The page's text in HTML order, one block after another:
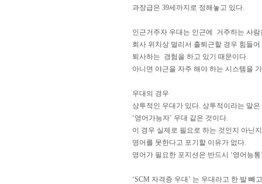
과장급은 39세까지로 정해놓고 있다.
인근거주자 우대는 인근에 거주하는 사
회사 위치상 멀리서 출퇴근할 경우 힘들
퇴사하는 경험을 하고 있기 때문이다.
아니면 야근을 자주 해야 하는 시스템을
우대의 경우
상투적인 우대가 있다. 상투적이라는 말
‘영어가능자’ 우대 같은 것이다.
이 경우 실제로 필요로 하는 것인지 아닌
영어를 못한다고 포기할 이유가 없다.
영어가 필요한 포지션은 반드시 ‘영어능
‘SCM 자격증 우대’ 는 우대라고 한 발 빼